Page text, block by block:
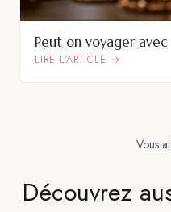
Peut on voyager
LIRE L’ARTICLE →
Vous
Découvrez